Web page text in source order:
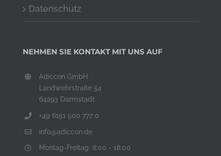
Datenschutz
NEHMEN SIE KONTAKT MIT UNS AUF
Adiccon GmbH
Landwehrstraße 54
64293 Darmstadt
+49 6151 500 777 0
info@adiccon.de
Montag-Freitag: 8:00 - 18:00